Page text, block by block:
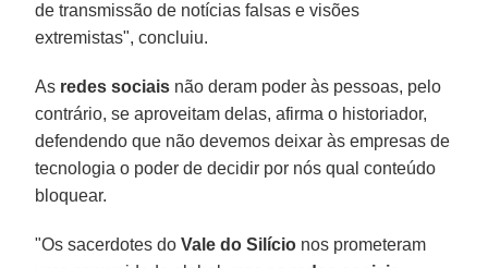
de transmissão de notícias falsas e visões
extremistas", concluiu.
As redes sociais não deram poder às pessoas, pelo
contrário, se aproveitam delas, afirma o historiador,
defendendo que não devemos deixar às empresas de
tecnologia o poder de decidir por nós qual conteúdo
bloquear.
"Os sacerdotes do Vale do Silício nos prometeram